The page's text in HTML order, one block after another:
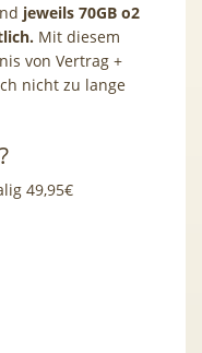
jeweils 70GB o2
Mit diesem
von Vertrag +
nicht zu lange
49,95€